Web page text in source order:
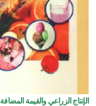
الإنتاج الزراعي والقيمة المضافة